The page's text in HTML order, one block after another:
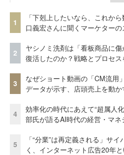
1
「下剋上したいなら、これか
口義宏さんに聞くマーケター
2
ヤシノミ洗剤は「看板商品に
復活したのか？戦略とプロセス
3
なぜショート動画の「CM流用
データが示す、店頭売上を動
4
効率化の時代にあえて“超属人
部氏が語るAI時代の経営・マネ
5
「“分業”は再定義される」サ
く、インターネット広告20年